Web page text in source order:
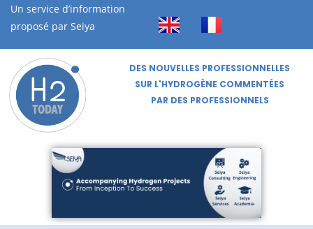
Un service d’information
proposé par Seiya
DES NOUVELLES PROFESSIONNELLES
SUR L'HYDROGÈNE COMMENTÉES
PAR DES PROFESSIONNELS